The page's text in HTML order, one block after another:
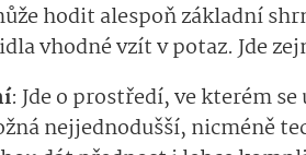
hodit alespoň základní
vhodné vzít v potaz. Jde
: Jde o prostředí, ve kterém
nejjednodušší, nicméně